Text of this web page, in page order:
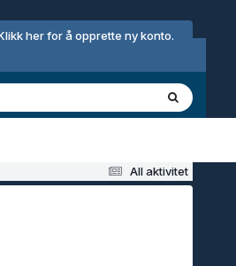
her for å opprette ny konto.
All aktivitet